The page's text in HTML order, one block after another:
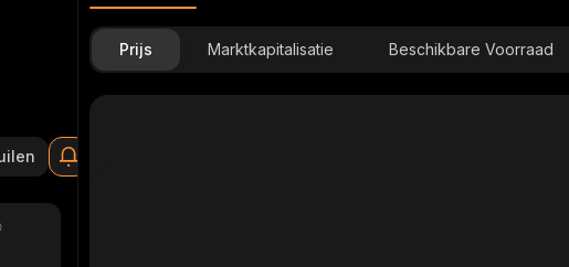
Prijs Marktkapitalisatie Beschikbare Voorraad